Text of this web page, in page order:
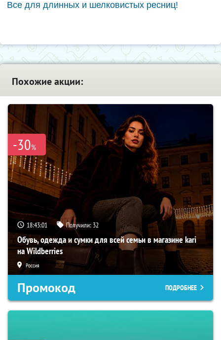
Все для длинных и шелковистых ресниц!
Похожие акции:
-30%
18:43:00 Получили: 32
Обувь, одежда и сумки для всей семьи в магазине kari
на Wildberries
Россия
Промокод ПОДРОБНЕЕ